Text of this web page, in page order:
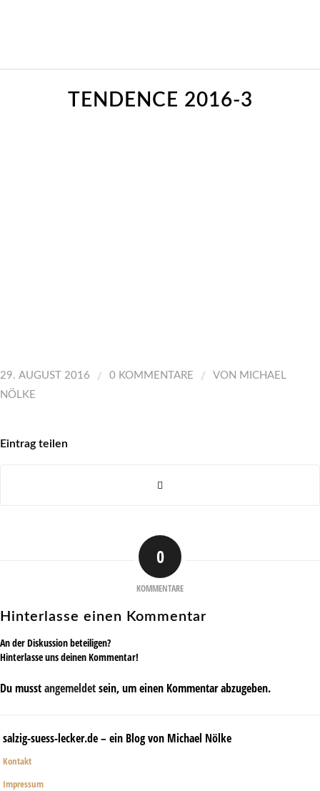
TENDENCE 2016-3
29. AUGUST 2016 / 0 KOMMENTARE / VON MICHAEL
NÖLKE
Eintrag teilen
0
KOMMENTARE
Hinterlasse einen Kommentar
An der Diskussion beteiligen?
Hinterlasse uns deinen Kommentar!
Du musstangemeldetsein, um einen Kommentar abzugeben.
salzig-suess-lecker.de – ein Blog von Michael Nölke
Kontakt
Impressum